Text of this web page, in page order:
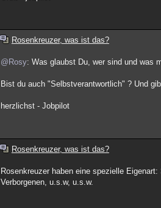
Rosenkreuzer, was ist das?
@Rosy: Was glaubst Du, wer sind und was
Bist du auch "Selbstverantwortlich" ? Und
herzlichst - Jobpilot
Rosenkreuzer, was ist das?
Rosenkreuzer haben eine spezielle
Verborgenen, u.s.w, u.s.w.